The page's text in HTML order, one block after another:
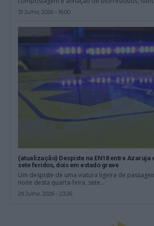
31 Julho, 2026 - 16:00
(atualização) Despiste na EN18 entre Azaruja
sete feridos, dois em estado grave
Um despiste de uma viatura ligeira de
noite desta quarta-feira, sete...
29 Julho, 2026 - 23:26